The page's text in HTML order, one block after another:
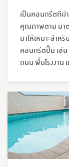
เป็นคอนกรีตที่ผ่
คุณภาพตาม มา
มาให้เหมาะสำห
คอนกรีตปั๊ม เช่น
ถนน พื้นโรงงาน